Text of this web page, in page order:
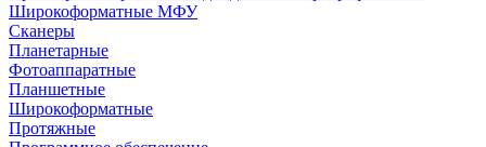
Широкоформатные МФУ
Сканеры
Планетарные
Фотоаппаратные
Планшетные
Широкоформатные
Протяжные